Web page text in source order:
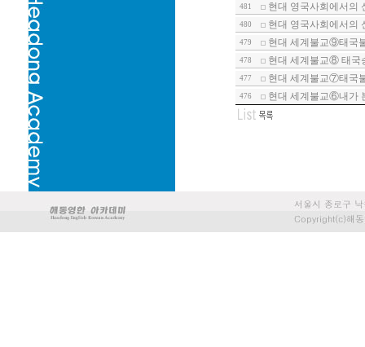
481 현대 영국사회에서의
480 현대 영국사회에서의
479 현대 세계불교⑨태국
478 현대 세계불교⑧ 태국
477 현대 세계불교⑦태국
476 현대 세계불교⑥내가